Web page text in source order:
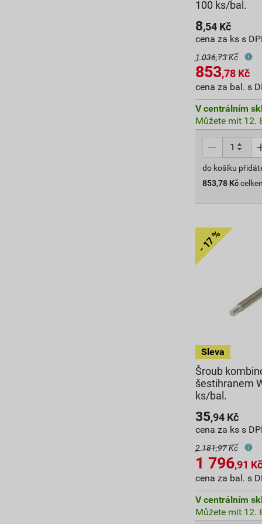
100 ks/bal.
8,54 Kč
cena za ks s
1 036,73 Kč
853,78 Kč
cena za bal. s
V centrálním
Můžete mít 12.
do košíku
853,78 Kč
Šroub
šestihranem
ks/bal.
35,94 Kč
cena za ks s
2 181,97 Kč
1 796,91 Kč
cena za bal. s
V centrálním
Můžete mít 12.